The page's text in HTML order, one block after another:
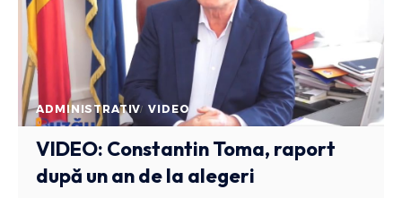
ADMINISTRATIV VIDEO
VIDEO: Constantin Toma, raport
după un an de la alegeri